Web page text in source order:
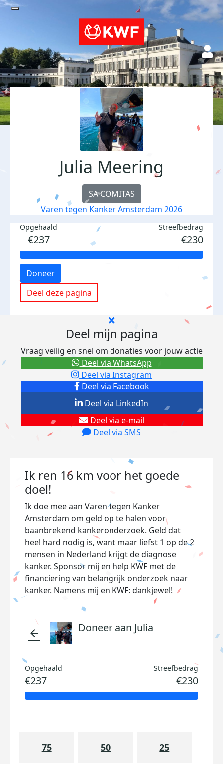
Julia Meering
SA COMITAS
Varen tegen Kanker Amsterdam 2026
Opgehaald
€237
Streefbedrag
€230
Doneer
Deel deze pagina
Deel mijn pagina
Vraag veilig en snel om donaties voor jouw actie
Deel via Facebook
Deel via Instagram
Deel via e-mail
Deel via SMS
Deel via LinkedIn
Deel via WhatsApp
Ik ren 16 km voor het goede
doel!
Ik doe mee aan Varen tegen Kanker
Amsterdam om geld op te halen voor
baanbrekend kankeronderzoek. Geld dat
heel hard nodig is, want maar liefst 1 op de 2
mensen in Nederland krijgt de diagnose
kanker. Sponsor mij en help KWF met de
financiering van belangrijk onderzoek naar
kanker. Namens mij en KWF: dankjewel!
arrow_back Doneer aan Julia
Opgehaald
€237
Streefbedrag
€230
75 50 25